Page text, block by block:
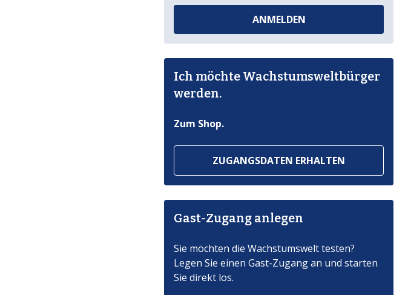
ANMELDEN
Ich möchte Wachstumsweltbürger
werden.
Zum Shop.
ZUGANGSDATEN ERHALTEN
Gast-Zugang anlegen
Sie möchten die Wachstumswelt testen?
Legen Sie einen Gast-Zugang an und starten
Sie direkt los.